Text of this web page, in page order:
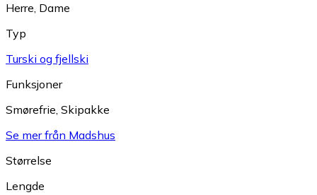
Herre, Dame
Typ
Turski og fjellski
Funksjoner
Smørefrie, Skipakke
Se mer från Madshus
Størrelse
Lengde